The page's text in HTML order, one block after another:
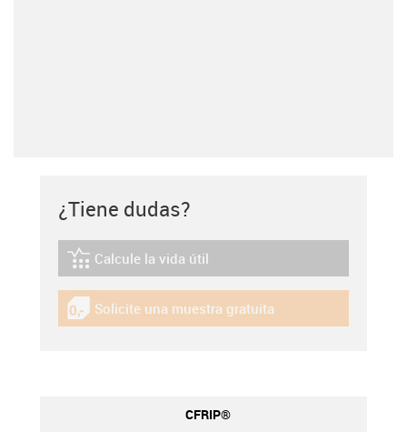
¿Tiene dudas?
igus-icon-lebensdauerrechner
Calcule la vida útil
igus-icon-gratismuster
Solicite una muestra gratuita
CFRIP®